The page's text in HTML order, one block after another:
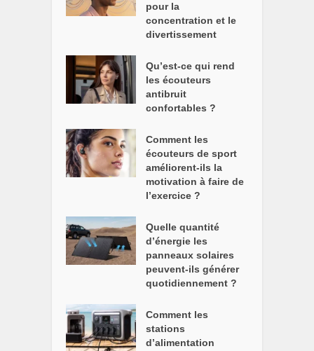
pour la
concentration et le
divertissement
Qu’est-ce qui rend
les écouteurs
antibruit
confortables ?
Comment les
écouteurs de sport
améliorent-ils la
motivation à faire de
l’exercice ?
Quelle quantité
d’énergie les
panneaux solaires
peuvent-ils générer
quotidiennement ?
Comment les
stations
d’alimentation